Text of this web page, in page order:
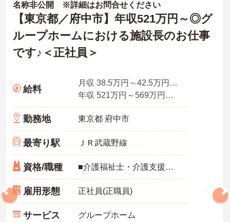
名称非公開 ※詳細はお問合せください
【東京都／府中市】年収521万円～◎グ
ループホームにおける施設長のお仕事
です♪＜正社員＞
給料
月収 38.5万円～42.5万円程度
年収 521万円～569万円程度 ※想定年収
勤務地 東京都 府中市
最寄り駅 ＪＲ武蔵野線
資格/職種 ■介護福祉士・介護支援専門員：いずれか ■実務経験：必須（認知症ケア含む介護実務経験：3年以上）
雇用形態 正社員(正職員)
サービス グループホーム